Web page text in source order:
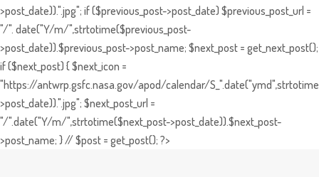
>post_date)).".jpg"; if ($previous_post->post_date) $previous_post_url =
"/". date("Y/m/",strtotime($previous_post-
>post_date)).$previous_post->post_name; $next_post = get_next_post();
if ($next_post) { $next_icon =
"https://antwrp.gsfc.nasa.gov/apod/calendar/
>post_date)).".jpg"; $next_post_url =
"/".date("Y/m/",strtotime($next_post->post_date)).$next_post-
>post_name; } // $post = get_post(); ?>